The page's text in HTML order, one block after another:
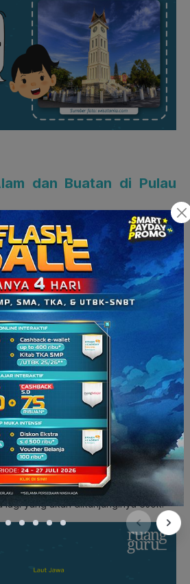
dan Buatan di Pulau
di Pulau Sumatera telah selesai, kini
ke Jakarta dan akan mengunjungi
buatan yang terdapat di Provinsi Jawa
Ibu guru bilang, kali ini siswa-siswa
yang diberangkatkan pada malam
menebak, lokasi mana yang akan
Semua siswa baru selesai
bergerak membuat barisan antrean di
Gambir, untuk pemeriksaan tiket
mengarah pada peron 3
tujuan Yogyakarta yang sudah
ke Sumatera Barat,
untuk langsung beristirahat setelah
kegiatan berhari-hari cukup
perjalanan malam ini menempuh
ternyata Guntur masih gelisah. Ia
lagi yang akan dikunjunginya esok.